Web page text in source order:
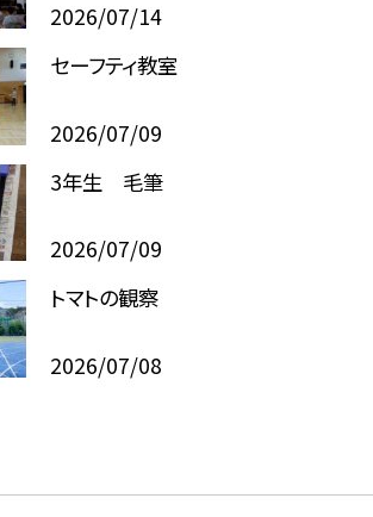
2026/07/14
セーフティ教室
2026/07/09
3年生 毛筆
2026/07/09
トマトの観察
2026/07/08